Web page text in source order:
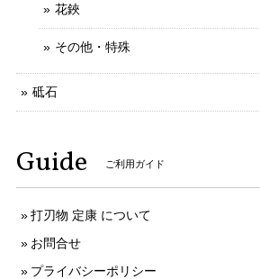
花鋏
その他・特殊
砥石
Guide ご利用ガイド
打刃物 定康 について
お問合せ
プライバシーポリシー